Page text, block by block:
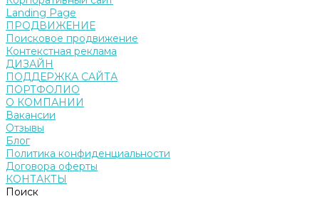
Landing Page
ПРОДВИЖЕНИЕ
Поисковое продвижение
Контекстная реклама
ДИЗАЙН
ПОДДЕРЖКА САЙТА
ПОРТФОЛИО
О КОМПАНИИ
Вакансии
Отзывы
Блог
Политика конфиденциальности
Договора оферты
КОНТАКТЫ
Поиск